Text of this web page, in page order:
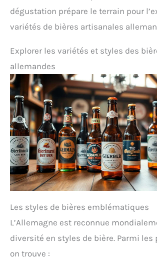
dégustation prépare le terrain pour
variétés de bières artisanales
Explorer les variétés et styles des
allemandes
Les styles de bières emblématiques
L’Allemagne est reconnue
diversité en styles de bière. Parmi les
on trouve :